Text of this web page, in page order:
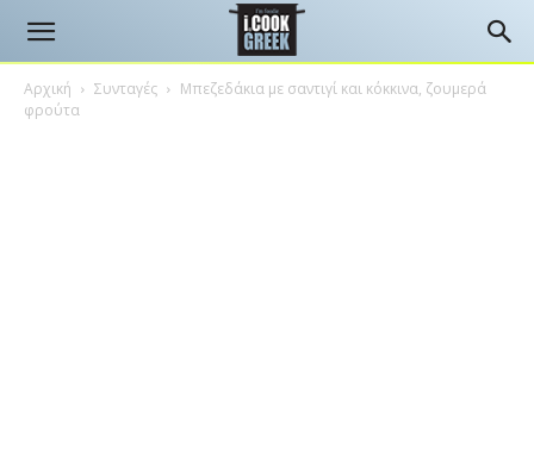
Αρχική Συνταγές
Μπεζεδάκια με σαντιγί και κόκκινα, ζουμερά
φρούτα